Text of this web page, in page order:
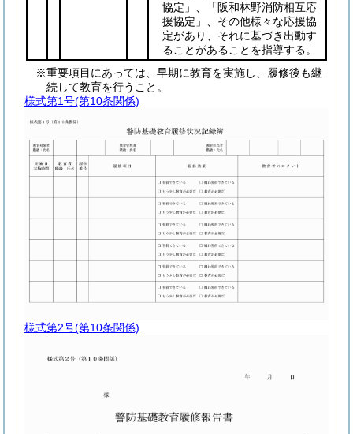
協定」、「阪和林野消防相互応
援協定」、その他様々な応援協
定があり、それに基づき出動す
ることがあることを指導する。
※重要項目にあっては、早期に教育を実施し、履修後も継
続して教育を行うこと。
様式第1号(第10条関係)
様式第2号(第10条関係)